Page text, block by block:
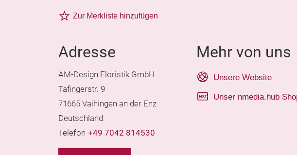
Zur Merkliste hinzufügen
Adresse
AM-Design Floristik GmbH
Tafingerstr. 9
71665 Vaihingen an der Enz
Deutschland
Telefon +49 7042 814530
Mehr von uns
Unsere Website
Unser nmedia.hub